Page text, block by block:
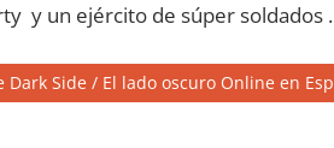
y un ejército de súper soldados .
Dark Side / El lado oscuro Online en